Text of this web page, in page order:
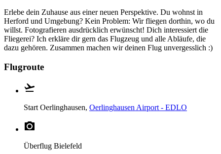
Erlebe dein Zuhause aus einer neuen Perspektive. Du wohnst in
Herford und Umgebung? Kein Problem: Wir fliegen dorthin, wo du
willst. Fotografieren ausdrücklich erwünscht! Dich interessiert die
Fliegerei? Ich erkläre dir gern das Flugzeug und alle Abläufe, die
dazu gehören. Zusammen machen wir deinen Flug unvergesslich :)
Flugroute
Start Oerlinghausen, Oerlinghausen Airport - EDLO
Überflug Bielefeld